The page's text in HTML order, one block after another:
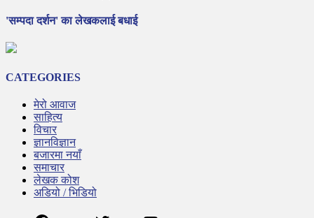
'सम्पदा दर्शन' का लेखकलाई बधाई
CATEGORIES
मेरो आवाज
साहित्य
विचार
ज्ञानविज्ञान
बजारमा नयाँ
समाचार
लेखक कोश
अडियो / भिडियो